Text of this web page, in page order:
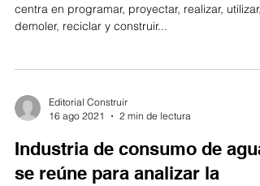
centra en programar, proyectar, realizar, utilizar,
demoler, reciclar y construir...
Editorial Construir
16 ago 2021
2 min de lectura
Industria de consumo de agua
se reúne para analizar la